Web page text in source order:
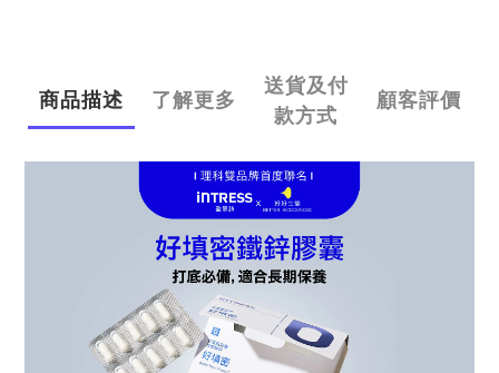
商品描述 了解更多
送貨及付
款方式
顧客評價